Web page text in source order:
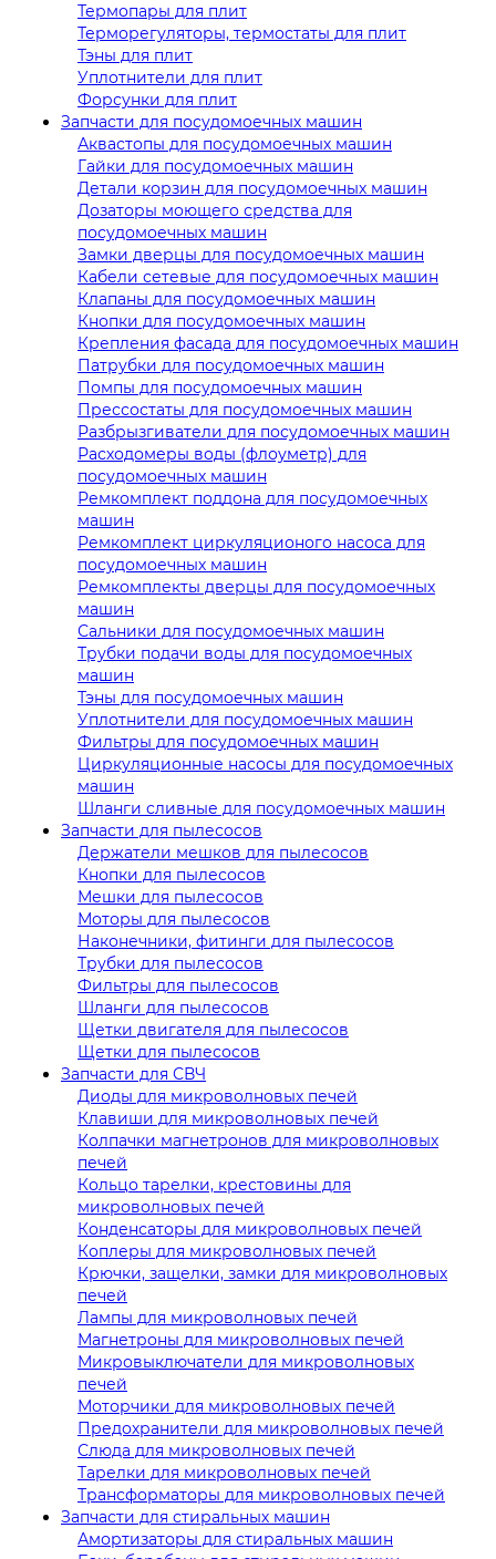
Термопары для плит
Терморегуляторы, термостаты для плит
Тэны для плит
Уплотнители для плит
Форсунки для плит
Запчасти для посудомоечных машин
Аквастопы для посудомоечных машин
Гайки для посудомоечных машин
Детали корзин для посудомоечных машин
Дозаторы моющего средства для
посудомоечных машин
Замки дверцы для посудомоечных машин
Кабели сетевые для посудомоечных машин
Клапаны для посудомоечных машин
Кнопки для посудомоечных машин
Крепления фасада для посудомоечных машин
Патрубки для посудомоечных машин
Помпы для посудомоечных машин
Прессостаты для посудомоечных машин
Разбрызгиватели для посудомоечных машин
Расходомеры воды (флоуметр) для
посудомоечных машин
Ремкомплект поддона для посудомоечных
машин
Ремкомплект циркуляционого насоса для
посудомоечных машин
Ремкомплекты дверцы для посудомоечных
машин
Сальники для посудомоечных машин
Трубки подачи воды для посудомоечных
машин
Тэны для посудомоечных машин
Уплотнители для посудомоечных машин
Фильтры для посудомоечных машин
Циркуляционные насосы для посудомоечных
машин
Шланги сливные для посудомоечных машин
Запчасти для пылесосов
Держатели мешков для пылесосов
Кнопки для пылесосов
Мешки для пылесосов
Моторы для пылесосов
Наконечники, фитинги для пылесосов
Трубки для пылесосов
Фильтры для пылесосов
Шланги для пылесосов
Щетки двигателя для пылесосов
Щетки для пылесосов
Запчасти для СВЧ
Диоды для микроволновых печей
Клавиши для микроволновых печей
Колпачки магнетронов для микроволновых
печей
Кольцо тарелки, крестовины для
микроволновых печей
Конденсаторы для микроволновых печей
Коплеры для микроволновых печей
Крючки, защелки, замки для микроволновых
печей
Лампы для микроволновых печей
Магнетроны для микроволновых печей
Микровыключатели для микроволновых
печей
Моторчики для микроволновых печей
Предохранители для микроволновых печей
Слюда для микроволновых печей
Тарелки для микроволновых печей
Трансформаторы для микроволновых печей
Запчасти для стиральных машин
Амортизаторы для стиральных машин